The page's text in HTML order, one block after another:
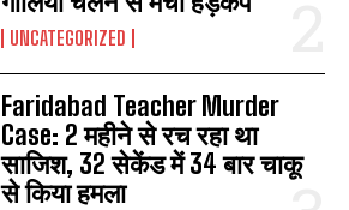
UNCATEGORIZED
Faridabad Teacher Murder
Case: 2 महीने से रच रहा था
साजिश, 32 सेकेंड में 34 बार चाकू
से किया हमला